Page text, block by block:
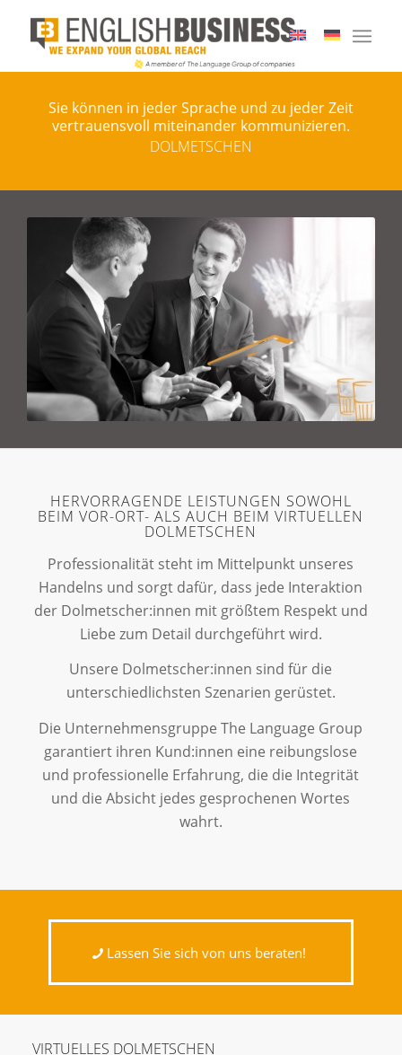
Sie können in jeder Sprache und zu jeder Zeit
vertrauensvoll miteinander kommunizieren.
DOLMETSCHEN
HERVORRAGENDE LEISTUNGEN SOWOHL
BEIM VOR-ORT- ALS AUCH BEIM VIRTUELLEN
DOLMETSCHEN
Professionalität steht im Mittelpunkt unseres
Handelns und sorgt dafür, dass jede Interaktion
der Dolmetscher:innen mit größtem Respekt und
Liebe zum Detail durchgeführt wird.
Unsere Dolmetscher:innen sind für die
unterschiedlichsten Szenarien gerüstet.
Die Unternehmensgruppe The Language Group
garantiert ihren Kund:innen eine reibungslose
und professionelle Erfahrung, die die Integrität
und die Absicht jedes gesprochenen Wortes
wahrt.
Lassen Sie sich von uns beraten!
VIRTUELLES DOLMETSCHEN